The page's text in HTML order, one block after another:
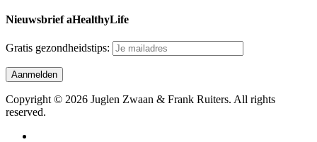
Nieuwsbrief aHealthyLife
Gratis gezondheidstips:
Copyright © 2026 Juglen Zwaan & Frank Ruiters. All rights
reserved.